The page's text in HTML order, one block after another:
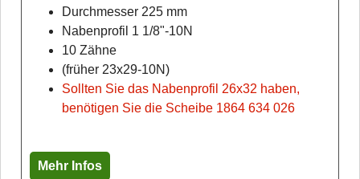
Durchmesser 225 mm
Nabenprofil 1 1/8"-10N
10 Zähne
(früher 23x29-10N)
Sollten Sie das Nabenprofil 26x32 haben,
benötigen Sie die Scheibe 1864 634 026
Mehr Infos